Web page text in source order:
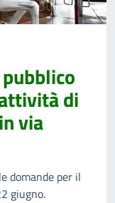
di
via
domande per il
giugno.